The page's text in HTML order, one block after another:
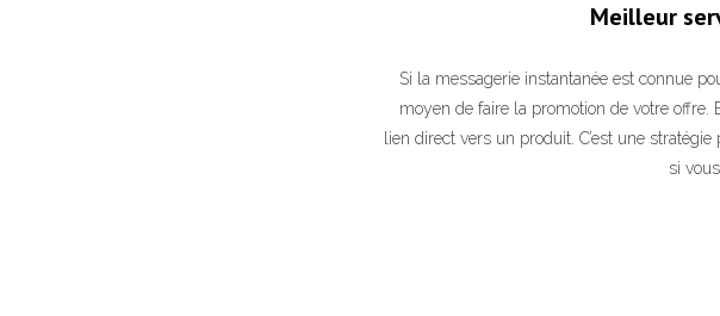
Meilleur
Si la messagerie instantanée est connue
moyen de faire la promotion de votre offre.
lien direct vers un produit. C’est une
si